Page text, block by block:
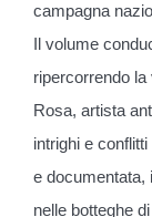
campagna
Il volume
ripercorrendo
Rosa, artista
intrighi e
e documentata,
nelle botteghe